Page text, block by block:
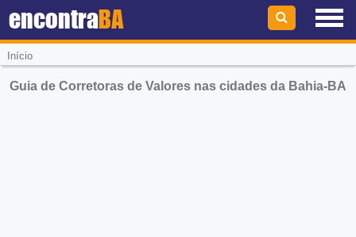
encontraBA
Início
Guia de Corretoras de Valores nas cidades da Bahia-BA